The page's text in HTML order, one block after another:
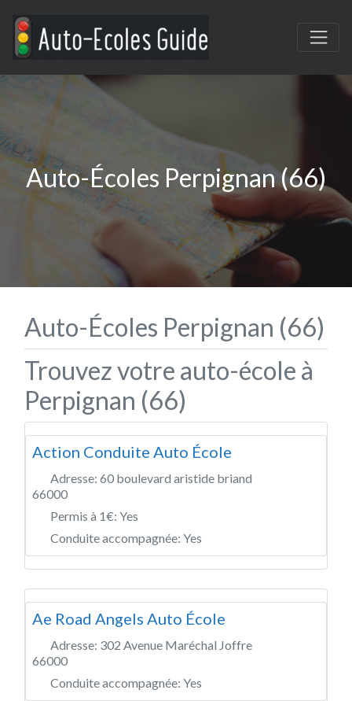
Auto-Écoles Perpignan (66)
Auto-Écoles Perpignan (66)
Trouvez votre auto-école à
Perpignan (66)
Action Conduite Auto École
Adresse: 60 boulevard aristide briand
66000
Permis à 1€: Yes
Conduite accompagnée: Yes
Ae Road Angels Auto École
Adresse: 302 Avenue Maréchal Joffre
66000
Conduite accompagnée: Yes